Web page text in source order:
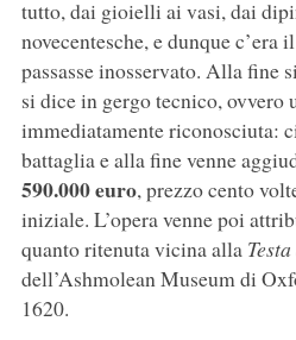
tutto, dai gioielli ai vasi, dai
novecentesche, e dunque
passasse inosservato. Alla fine
si dice in gergo tecnico, ovvero
immediatamente riconosciuta:
battaglia e alla fine venne
590.000 euro, prezzo cento
iniziale. L’opera venne poi
quanto ritenuta vicina alla
dell’Ashmolean Museum di
1620.